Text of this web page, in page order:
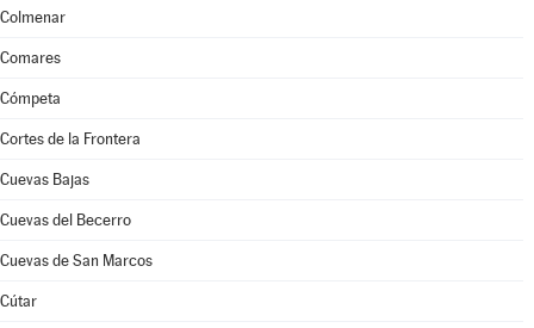
Colmenar
Comares
Cómpeta
Cortes de la Frontera
Cuevas Bajas
Cuevas del Becerro
Cuevas de San Marcos
Cútar